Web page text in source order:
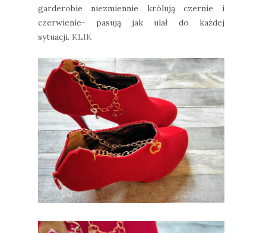
garderobie niezmiennie królują czernie i
czerwienie- pasują jak ulał do każdej
sytuacji. KLIK